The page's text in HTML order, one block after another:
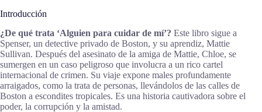
Introducción
¿De qué trata ‘Alguien para cuidar de mí’? Este libro sigue a
Spenser, un detective privado de Boston, y su aprendiz, Mattie
Sullivan. Después del asesinato de la amiga de Mattie, Chloe, se
sumergen en un caso peligroso que involucra a un rico cartel
internacional de crimen. Su viaje expone males profundamente
arraigados, como la trata de personas, llevándolos de las calles de
Boston a escondites tropicales. Es una historia cautivadora sobre el
poder, la corrupción y la amistad.